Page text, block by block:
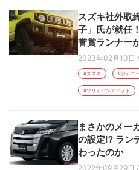
スズキ社外取
子」氏が就任
誉賞ランナー
2023年02月10日 /
#スズキ #ジムニ
#ソリオバンディット
まさかのメー
の設定!? ラン
わったのか
2022年09月29日 /